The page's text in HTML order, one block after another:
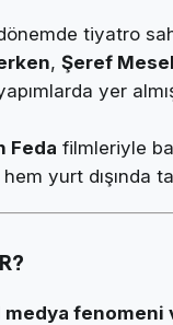
tiyatro
, Şeref
yer
Feda filmleriyle
yurt dışında
medya fenomeni